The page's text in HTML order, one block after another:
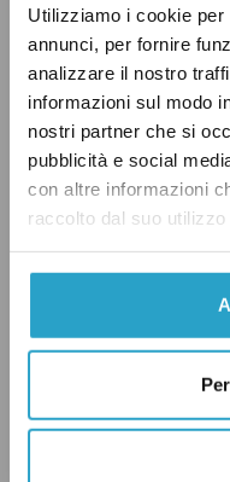
Utilizziamo i cookie
annunci, per fornire
analizzare il nostro
informazioni sul modo
nostri partner che si
pubblicità e social
con altre informazioni
raccolto dal suo utilizzo
46%, alzandosi al
appartamento,
carcere per furto
condannati) sono
bassi di quelli
chele percentuali
carcere è ben al di
questi ultimisul
, attorno
Che dire, infine,
Berlusconi sulla